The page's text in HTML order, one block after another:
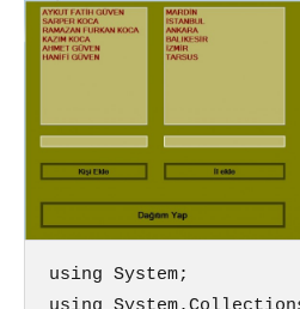
using System;